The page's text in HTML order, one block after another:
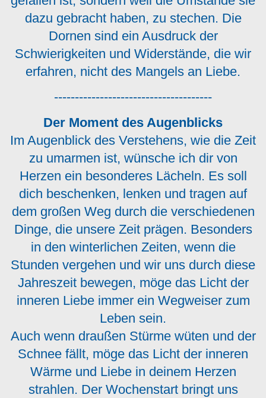
dazu gebracht haben, zu stechen. Die
Dornen sind ein Ausdruck der
Schwierigkeiten und Widerstände, die wir
erfahren, nicht des Mangels an Liebe.
--------------------------------------
Der Moment des Augenblicks
Im Augenblick des Verstehens, wie die Zeit
zu umarmen ist, wünsche ich dir von
Herzen ein besonderes Lächeln. Es soll
dich beschenken, lenken und tragen auf
dem großen Weg durch die verschiedenen
Dinge, die unsere Zeit prägen. Besonders
in den winterlichen Zeiten, wenn die
Stunden vergehen und wir uns durch diese
Jahreszeit bewegen, möge das Licht der
inneren Liebe immer ein Wegweiser zum
Leben sein.
Auch wenn draußen Stürme wüten und der
Schnee fällt, möge das Licht der inneren
Wärme und Liebe in deinem Herzen
strahlen. Der Wochenstart bringt uns